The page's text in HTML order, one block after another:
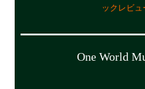
ックレビュ
One World